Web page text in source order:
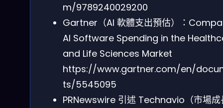
m/9789240029200
Gartner（AI 軟體支出預估）：
AI Software Spending in the
and Life Sciences Market
https://www.gartner.com/en/
ts/5545095
PRNewswire 引述 Technavio（市場成